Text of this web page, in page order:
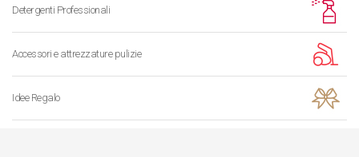
Detergenti Professionali
Accessori e attrezzature pulizie
Idee Regalo